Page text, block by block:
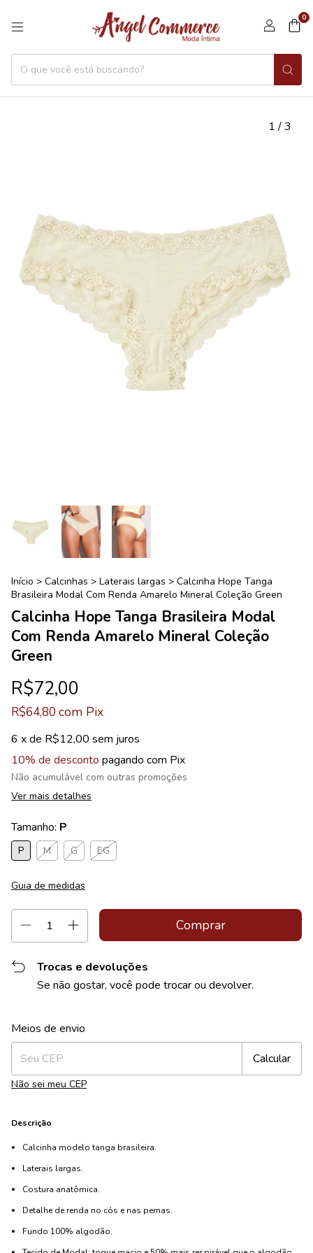
0
1/3
Início > Calcinhas > Laterais largas > Calcinha Hope Tanga
Brasileira Modal Com Renda Amarelo Mineral Coleção Green
Calcinha Hope Tanga Brasileira Modal
Com Renda Amarelo Mineral Coleção
Green
R$72,00
R$64,80 com Pix
6 x de R$12,00 sem juros
10% de desconto pagando com Pix
Não acumulável com outras promoções
Ver mais detalhes
Tamanho: P
P M G EG
Guia de medidas
Trocas e devoluções
Se não gostar, você pode trocar ou devolver.
Entregas para o CEP:
Meios de envio
Calcular
Não sei meu CEP
Descrição
Calcinha modelo tanga brasileira.
Laterais largas.
Costura anatômica.
Detalhe de renda no cós e nas pernas.
Fundo 100% algodão.